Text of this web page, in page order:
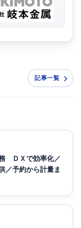
記事一覧
ＤＸで効率化／
／予約から計量ま